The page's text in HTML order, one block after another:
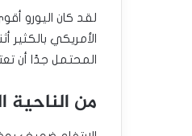
لقد كان اليورو
الأمريكي
المحتمل جدًا أن
من الناحية